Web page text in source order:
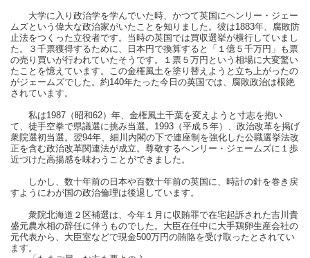
大学に入り政治学を学んでいた時、かつて英国にヘンリー・ジェー
ムズという偉大な政治家がいたことを知りました。彼は1883年、腐敗防
止法をつくった立役者です。当時の英国では買収選挙が横行していまし
た。３千票獲得するために、日本円で換算すると「１億５千万円」も票
の売り買いが行われていたそうです。１票５万円という相場に大変驚い
たことを憶えています。この金権風土を塗り替えようと立ち上がったの
がジェームズでした。約140年たった今日の英国では、腐敗政治は根絶
されています。
私は1987（昭和62）年、金権風土千葉を変えようと寸志を抱い
て、徒手空拳で県議選に挑み当選。1993（平成５年）、政治改革を掲げ
衆院選初当選。翌94年、細川内閣の下で連座制を強化した公職選挙法改
正を含む政治改革関連法が成立。尊敬するヘンリー・ジェームズに１歩
近づけた高揚感を味わうことができました。
しかし、数十年前の日本や百数十年前の英国に、時計の針を巻き戻
すようにわが国の政治倫理は後退しています。
衆院北海道２区補選は、今年１月に収賄罪で在宅起訴された吉川貴
盛元農水相の辞任に伴うものでした。大臣在任中に大手鶏卵生産会社の
元代表から、大臣室などで現金500万円の賄賂を受け取ったとされてい
ます。